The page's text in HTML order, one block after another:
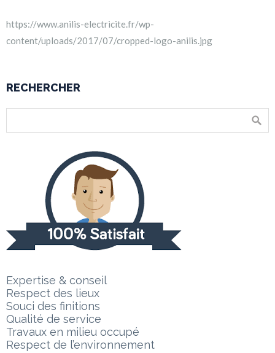
https://www.anilis-electricite.fr/wp-
content/uploads/2017/07/cropped-logo-anilis.jpg
RECHERCHER
Expertise & conseil
Respect des lieux
Souci des finitions
Qualité de service
Travaux en milieu occupé
Respect de l’environnement